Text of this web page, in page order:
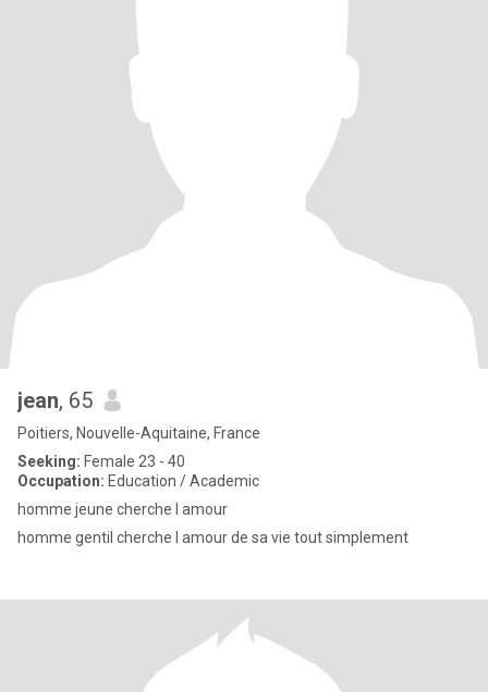
jean, 65
Poitiers, Nouvelle-Aquitaine, France
Seeking: Female 23 - 40
Occupation: Education / Academic
homme jeune cherche l amour
homme gentil cherche l amour de sa vie tout simplement